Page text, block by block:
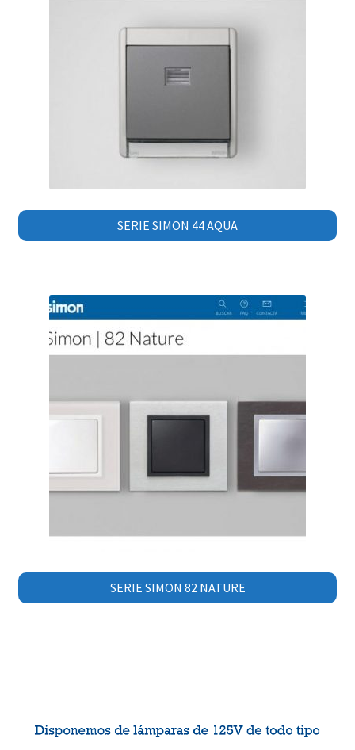
SERIE SIMON 44 AQUA
SERIE SIMON 82 NATURE